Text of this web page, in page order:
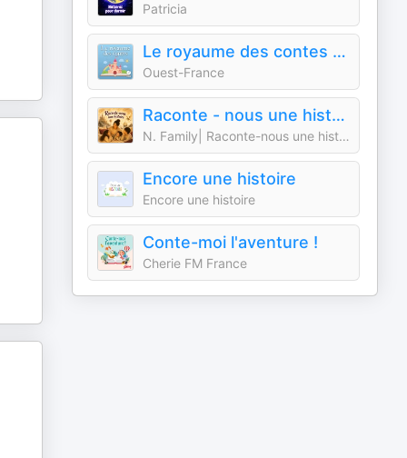
Patricia
Le royaume des contes : histoires audio pour enfants
Ouest-France
Raconte - nous une histoire (histoires pour enfants dès 3 ans )
N. Family| Raconte-nous une histoire
Encore une histoire
Encore une histoire
Conte-moi l'aventure !
Cherie FM France